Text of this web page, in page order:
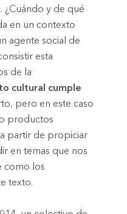
¿Cuándo y de qué
en un contexto
agente social de
esta
de la
cultural cumple
pero en este caso
productos
partir de propiciar
en temas que nos
como los
texto.